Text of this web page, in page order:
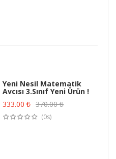
Yeni Nesil Matematik
Avcısı 3.Sınıf Yeni Ürün !
333.00₺ 370.00₺
(0s)